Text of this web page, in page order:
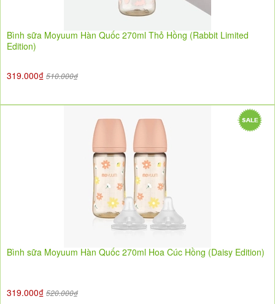
Bình sữa Moyuum Hàn Quốc 270ml Thỏ Hồng (Rabbit Limited
Edition)
319.000₫ 510.000₫
Bình sữa Moyuum Hàn Quốc 270ml Hoa Cúc Hồng (Daisy Edition)
319.000₫ 520.000₫